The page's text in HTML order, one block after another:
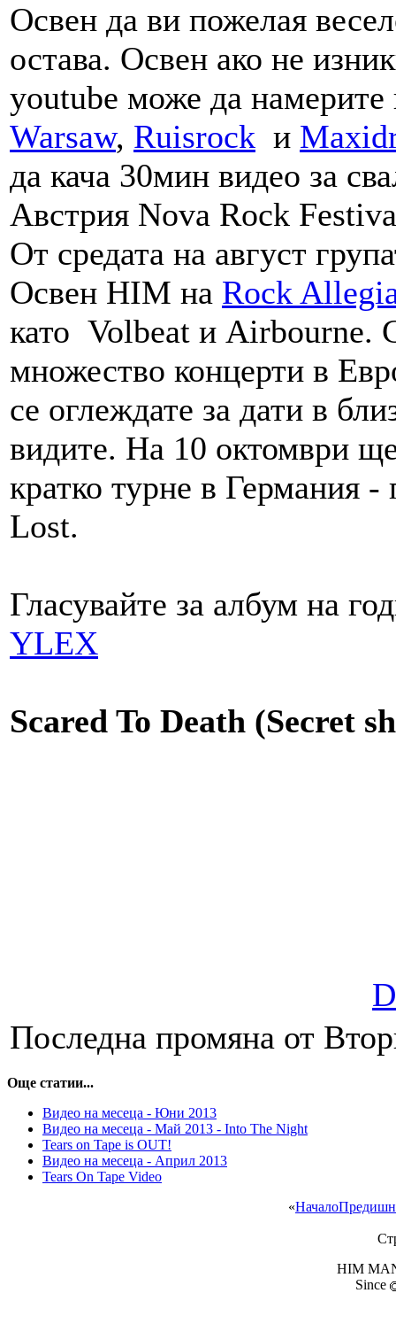
Освен да ви пожелая
остава. Освен ако не
youtube може да намерите
Warsaw, Ruisrock и
да кача 30мин видео за
Австрия Nova Rock
От средата на август
Освен HIM на Rock
като Volbeat и Airbourne.
множество концерти в
се оглеждате за дати в
видите. На 10 октомври
кратко турне в Германия
Lost.
Гласувайте за албум на
YLEX
Scared To Death (Secret
Последна промяна от
Още статии...
Видео на месеца - Юни 2013
Видео на месеца - Май 2013 - Into The Night
Tears on Tape is OUT!
Видео на месеца - Април 2013
Tears On Tape Video
«Начало
HIM
Since